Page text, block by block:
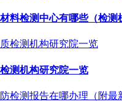
料检测中心有哪些（检测
测机构研究院一览